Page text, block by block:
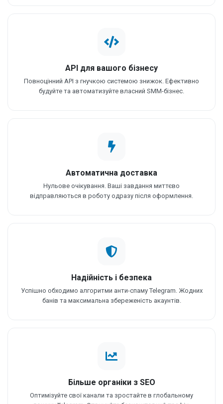
API для вашого бізнесу
Повноцінний API з гнучкою системою знижок. Ефективно
будуйте та автоматизуйте власний SMM-бізнес.
Автоматична доставка
Нульове очікування. Ваші завдання миттєво
відправляються в роботу одразу після оформлення.
Надійність і безпека
Успішно обходимо алгоритми анти-спаму Telegram. Жодних
банів та максимальна збереженість акаунтів.
Більше органіки з SEO
Оптимізуйте свої канали та зростайте в глобальному